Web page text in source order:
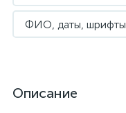
ФИО, даты, шрифты
Описание